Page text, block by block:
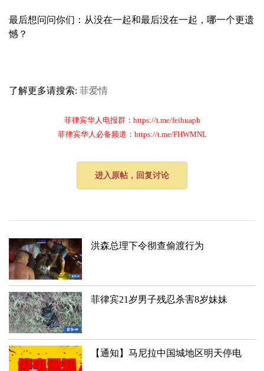
最后想问问你们：从没在一起和最后没在一起，哪一个更遗
憾？
了解更多请搜索: 菲爱情
菲律宾华人电报群：https://t.me/feihuaph
菲律宾华人必备频道：https://t.me/FHWMNL
进入原帖，回复讨论
洪森总理下令彻查偷渡行为
菲律宾21岁男子残忍杀害8岁妹妹
【通知】马尼拉中国城地区明天停电